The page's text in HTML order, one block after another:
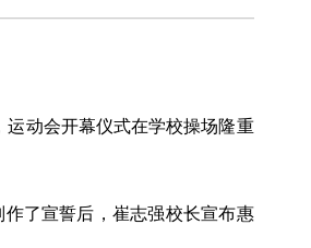
运动会开幕仪式在学校操场隆重
了宣誓后，崔志强校长宣布惠